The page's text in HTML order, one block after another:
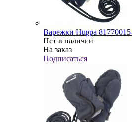
Варежки Huppa
Нет в наличии
На заказ
Подписаться